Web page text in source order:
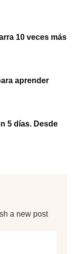
10 veces más
aprender
5 días. Desde
a new post